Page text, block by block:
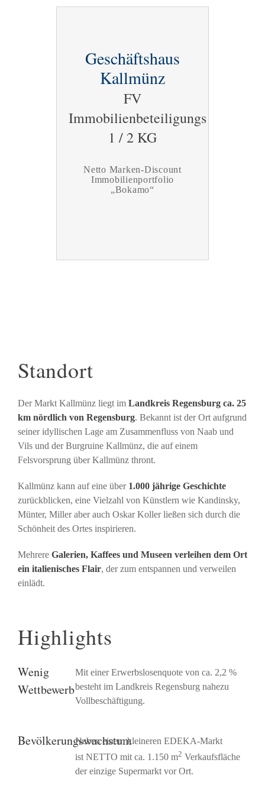
Geschäftshaus
Kallmünz
FV
Immobilienbeteiligungs
1 / 2 KG
Netto Marken-Discount
Immobilienportfolio
„Bokamo“
Standort
Der Markt Kallmünz liegt im Landkreis Regensburg ca. 25
km nördlich von Regensburg. Bekannt ist der Ort aufgrund
seiner idyllischen Lage am Zusammenfluss von Naab und
Vils und der Burgruine Kallmünz, die auf einem
Felsvorsprung über Kallmünz thront.
Kallmünz kann auf eine über 1.000 jährige Geschichte
zurückblicken, eine Vielzahl von Künstlern wie Kandinsky,
Münter, Miller aber auch Oskar Koller ließen sich durch die
Schönheit des Ortes inspirieren.
Mehrere Galerien, Kaffees und Museen verleihen dem Ort
ein italienisches Flair, der zum entspannen und verweilen
einlädt.
Highlights
Wenig
Wettbewerb
Mit einer Erwerbslosenquote von ca. 2,2 %
besteht im Landkreis Regensburg nahezu
Vollbeschäftigung.
BevölkerungswachstumNeben einem kleineren EDEKA-Markt
ist NETTO mit ca. 1.150 m2 Verkaufsfläche
der einzige Supermarkt vor Ort.